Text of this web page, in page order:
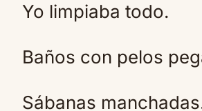
Yo limpiaba todo.
Baños con pelos
Sábanas